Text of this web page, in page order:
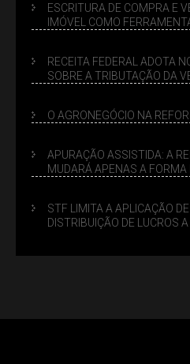
ESCRITURA DE COMPRA E
IMÓVEL COMO
RECEITA FEDERAL ADOTA
SOBRE A TRIBUTAÇÃO DA
O AGRONEGÓCIO NA
APURAÇÃO ASSISTIDA: A
MUDARÁ APENAS A
STF LIMITA A APLICAÇÃO
DISTRIBUIÇÃO DE LUCROS